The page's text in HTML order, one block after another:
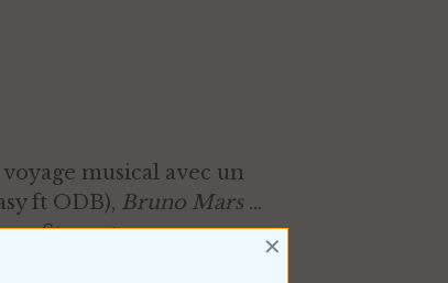
musical avec un
ft ODB), Bruno Mars…
Stewart…
×